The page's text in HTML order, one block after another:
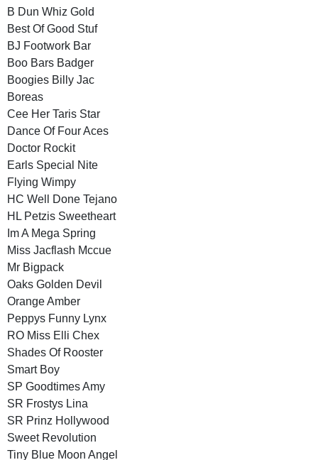
B Dun Whiz Gold
Best Of Good Stuf
BJ Footwork Bar
Boo Bars Badger
Boogies Billy Jac
Boreas
Cee Her Taris Star
Dance Of Four Aces
Doctor Rockit
Earls Special Nite
Flying Wimpy
HC Well Done Tejano
HL Petzis Sweetheart
Im A Mega Spring
Miss Jacflash Mccue
Mr Bigpack
Oaks Golden Devil
Orange Amber
Peppys Funny Lynx
RO Miss Elli Chex
Shades Of Rooster
Smart Boy
SP Goodtimes Amy
SR Frostys Lina
SR Prinz Hollywood
Sweet Revolution
Tiny Blue Moon Angel